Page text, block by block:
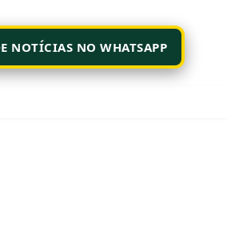
NOTÍCIAS NO WHATSAPP